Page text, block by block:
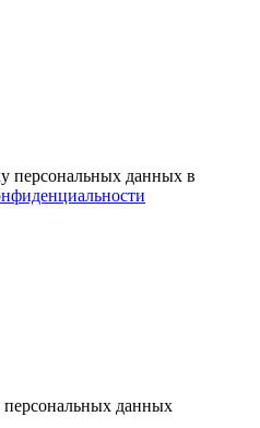
персональных данных в
персональных данных